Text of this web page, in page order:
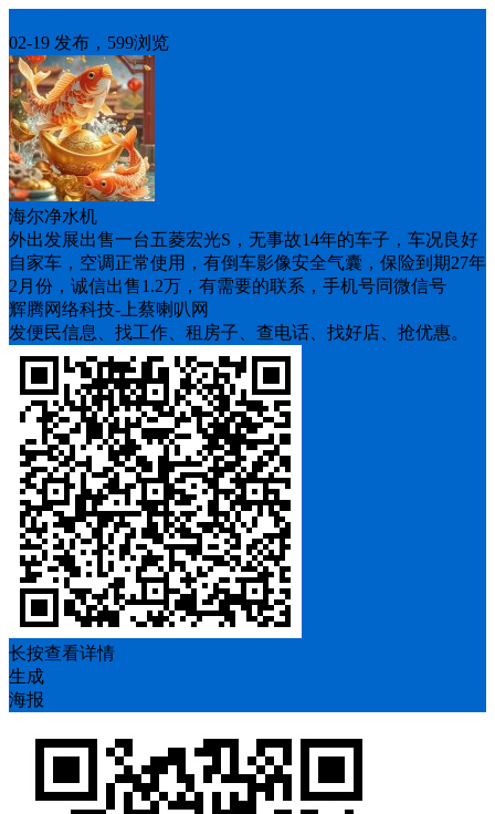
02-19 发布，599浏览
海尔净水机
外出发展出售一台五菱宏光S，无事故14年的车子，车况良好
自家车，空调正常使用，有倒车影像安全气囊，保险到期27年
2月份，诚信出售1.2万，有需要的联系，手机号同微信号
辉腾网络科技-上蔡喇叭网
发便民信息、找工作、租房子、查电话、找好店、抢优惠。
长按查看详情
生成
海报